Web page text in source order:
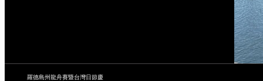
羅德島州龍舟賽暨台灣日節慶